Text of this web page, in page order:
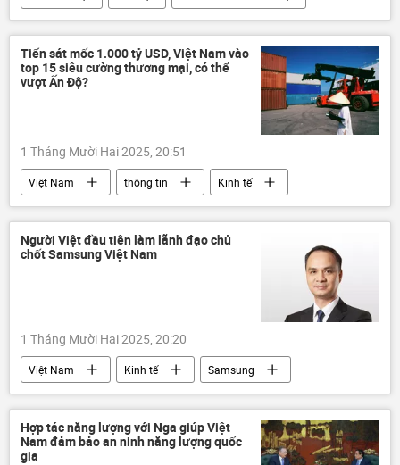
NATO
Nga
Dmitry Peskov
Moldova
Vladimir Putin
thông tin
Thế giới
phương Tây
Pháp
Tây Ban Nha
Anh
Tiến sát mốc 1.000 tỷ USD, Việt Nam vào
top 15 siêu cường thương mại, có thể
vượt Ấn Độ?
1 Tháng Mười Hai 2025, 20:51
Việt Nam thông tin
Kinh tế
Ấn Độ
ASEAN
FTA
thương mại
logistics
Bộ Công Thương
Người Việt đầu tiên làm lãnh đạo chủ
chốt Samsung Việt Nam
1 Tháng Mười Hai 2025, 20:20
Việt Nam Kinh tế
Samsung
thông tin
Thái Nguyên
Kinh doanh
xuất khẩu
hàng hóa
đầu tư
Hợp tác năng lượng với Nga giúp Việt
Nam đảm bảo an ninh năng lượng quốc
gia